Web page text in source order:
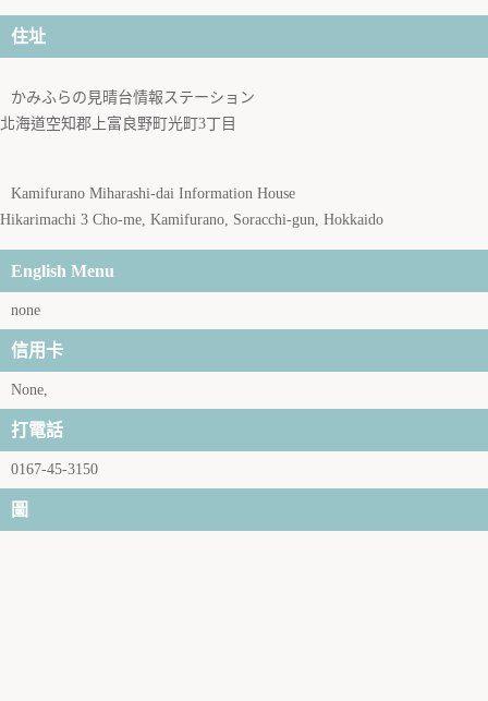
住址
かみふらの見晴台情報ステーション
北海道空知郡上富良野町光町3丁目
Kamifurano Miharashi-dai Information House
Hikarimachi 3 Cho-me, Kamifurano, Soracchi-gun, Hokkaido
English Menu
none
信用卡
None,
打電話
0167-45-3150
圖